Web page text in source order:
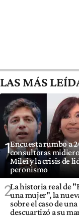
LAS MÁS
1Encuesta rumbo a
consultoras
Milei y la crisis de
peronismo
2La historia real de
una mujer", la
sobre el caso de
descuartizó a su